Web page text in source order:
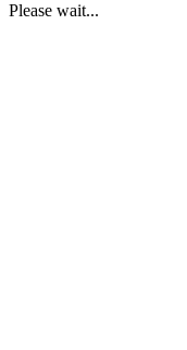
Please wait...